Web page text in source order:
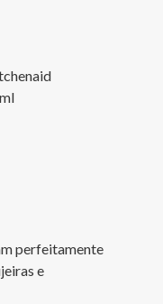
perfeitamente
e